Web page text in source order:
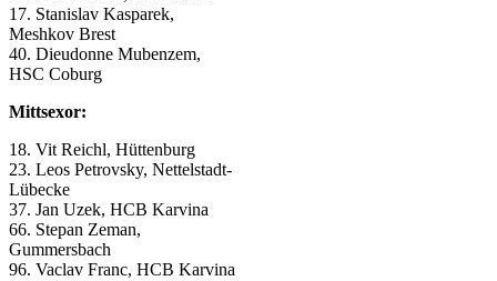
17. Stanislav Kasparek,
Meshkov Brest
40. Dieudonne Mubenzem,
HSC Coburg
Mittsexor:
18. Vit Reichl, Hüttenburg
23. Leos Petrovsky, Nettelstadt-
Lübecke
37. Jan Uzek, HCB Karvina
66. Stepan Zeman,
Gummersbach
96. Vaclav Franc, HCB Karvina